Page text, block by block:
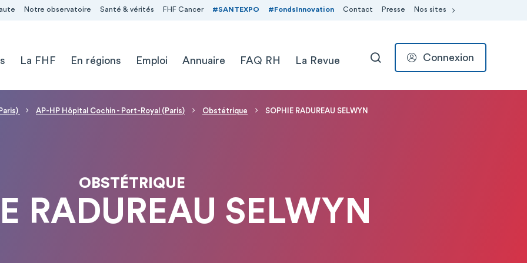
Notre observatoire Santé & vérités FHF Cancer #SANTEXPO #FondsInnovation Contact Presse Nos sites
La FHF En régions Emploi Annuaire FAQ RH La Revue RECHERCHER
Connexion
AP-HP Hôpital Cochin - Port-Royal (Paris) Obstétrique SOPHIE RADUREAU SELWYN
OBSTÉTRIQUE
RADUREAU SELWYN